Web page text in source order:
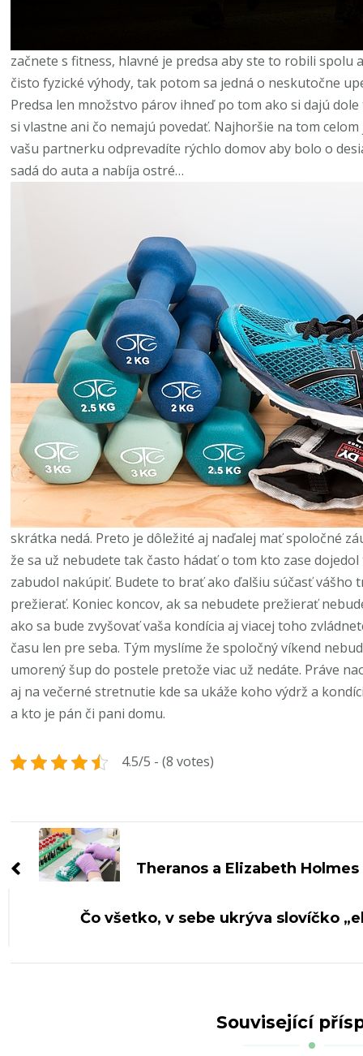
začnete s fitness, hlavné je predsa aby ste to robili spolu
čisto fyzické výhody, tak potom sa jedná o neskutočne
Predsa len množstvo párov ihneď po tom ako si dajú
si vlastne ani čo nemajú povedať. Najhoršie na tom
vašu partnerku odprevadíte rýchlo domov aby bolo o
sadá do auta a nabíja ostré…
skrátka nedá. Preto je dôležité aj naďalej mať spoločné
že sa už nebudete tak často hádať o tom kto zase
zabudol nakúpiť. Budete to brať ako ďalšiu súčasť vášho
prežierať. Koniec koncov, ak sa nebudete prežierať
ako sa bude zvyšovať vaša kondícia aj viacej toho
času len pre seba. Tým myslíme že spoločný víkend
umorený šup do postele pretože viac už nedáte. Práve
aj na večerné stretnutie kde sa ukáže koho výdrž a
a kto je pán či pani domu.
4.5/5 - (8 votes)
Navigace
příspěvkuTheranos a Elizabeth Holmes
Čo všetko, v sebe ukrýva slovíčko
Související